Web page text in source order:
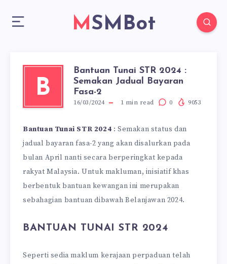
MSMBot
B
Bantuan Tunai STR 2024 :
Semakan Jadual Bayaran
Fasa-2
16/03/2024 1 min read 0 9053
Bantuan Tunai STR 2024 : Semakan status dan
jadual bayaran fasa-2 yang akan disalurkan pada
bulan April nanti secara berperingkat kepada
rakyat Malaysia. Untuk makluman, inisiatif khas
berbentuk bantuan kewangan ini merupakan
sebahagian bantuan dibawah Belanjawan 2024.
BANTUAN TUNAI STR 2024
Seperti sedia maklum kerajaan perpaduan telah